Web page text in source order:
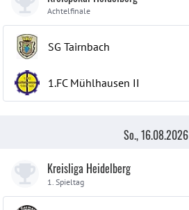
Achtelfinale
SG Tairnbach
1.FC Mühlhausen II
So., 16.08.2026
Kreisliga Heidelberg
1. Spieltag